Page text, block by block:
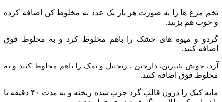
تخم مرغ ها را به صورت هر بار یک عدد به مخلوط کن اضافه کرده
و خوب هم بزنید.
گردو و میوه های خشک را باهم مخلوط کرد و به مخلوط فوق
اضافه کنید.
آرد، جوش شیرین، دارچین ، زنجبیل و نمک را باهم مخلوط کنید و به
مخلوط فوق اضافه کنید.
مایه کیک را درون قالب گرد چرب شده ریخته و به مدت ۴۰ دقیقه یا